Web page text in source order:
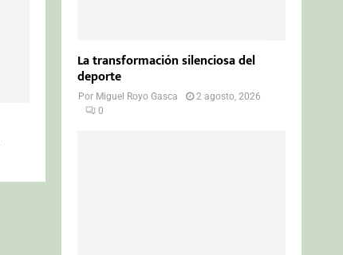
La transformación silenciosa del
deporte
Por Miguel Royo Gasca
2 agosto, 2026
0